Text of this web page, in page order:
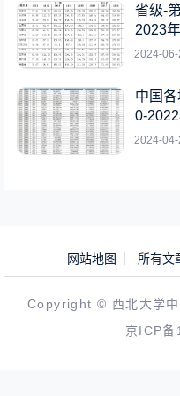
省级-
2023年
2024-06-
中国
0-2022
2024-04-
网站地图 所有文
Copyright © 西北大学中
京ICP